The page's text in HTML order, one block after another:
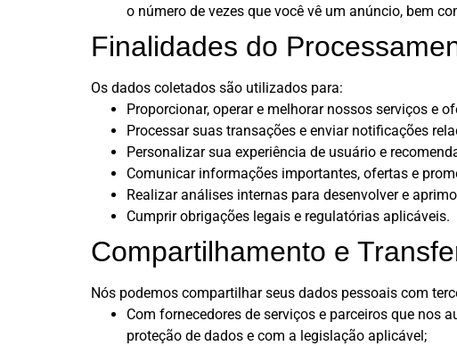
o número de vezes que você vê um anúncio, bem
Finalidades do
Os dados coletados são utilizados para:
Proporcionar, operar e melhorar nossos serviços e
Processar suas transações e enviar notificações
Personalizar sua experiência de usuário e
Comunicar informações importantes, ofertas e
Realizar análises internas para desenvolver e
Cumprir obrigações legais e regulatórias aplicáveis.
Compartilhamento e
Nós podemos compartilhar seus dados pessoais com
Com fornecedores de serviços e parceiros que nos
proteção de dados e com a legislação aplicável;